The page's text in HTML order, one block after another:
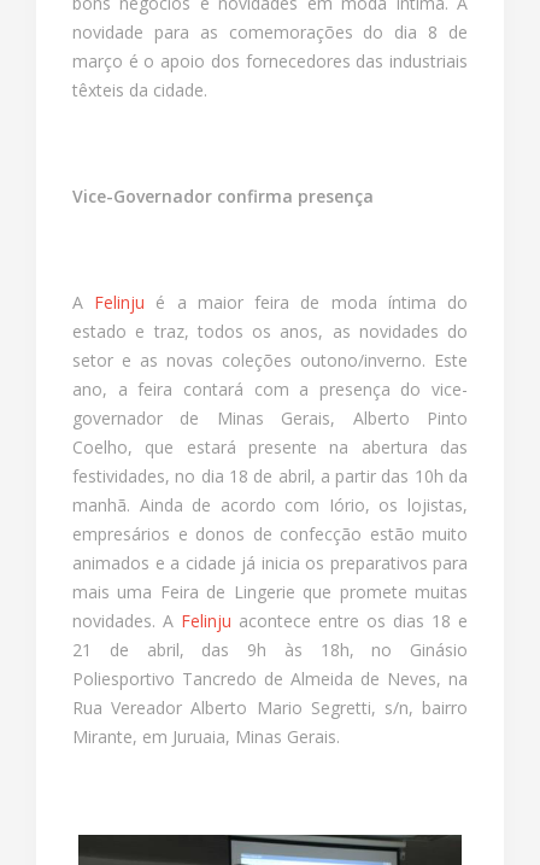
novidade para as comemorações do dia 8 de
março é o apoio dos fornecedores das industriais
têxteis da cidade.
Vice-Governador confirma presença
A Felinju é a maior feira de moda íntima do
estado e traz, todos os anos, as novidades do
setor e as novas coleções outono/inverno. Este
ano, a feira contará com a presença do vice-
governador de Minas Gerais, Alberto Pinto
Coelho, que estará presente na abertura das
festividades, no dia 18 de abril, a partir das 10h da
manhã. Ainda de acordo com Iório, os lojistas,
empresários e donos de confecção estão muito
animados e a cidade já inicia os preparativos para
mais uma Feira de Lingerie que promete muitas
novidades. A Felinju acontece entre os dias 18 e
21 de abril, das 9h às 18h, no Ginásio
Poliesportivo Tancredo de Almeida de Neves, na
Rua Vereador Alberto Mario Segretti, s/n, bairro
Mirante, em Juruaia, Minas Gerais.